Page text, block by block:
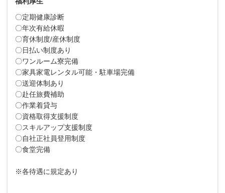
〇定期健康診断
〇年次有給休暇
〇育休制度/産休制度
〇日払い制度あり
〇ワンルーム寮完備
〇家具家電レンタル可能・駐車場完備
〇送迎体制あり
〇赴任旅費補助
〇作業着貸与
〇資格取得支援制度
〇スキルアップ支援制度
〇自社正社員登用制度
〇食堂完備
※各待遇に規定あり